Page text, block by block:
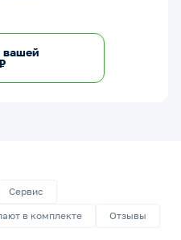
вашей
Сервис
в комплекте Отзывы